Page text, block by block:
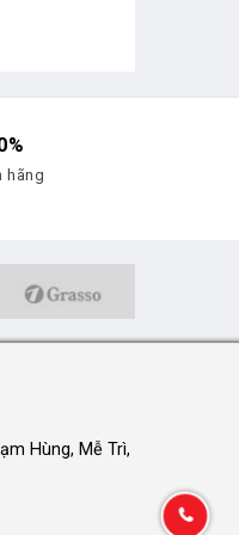
hãng
Hùng, Mễ Trì,